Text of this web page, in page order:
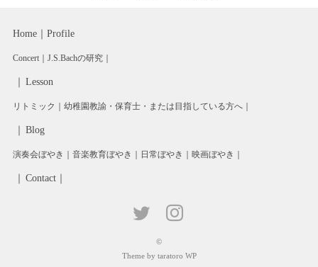
Home Profile
Concert J.S.Bachの研究
Lesson
リトミック 幼稚園教諭・保育士・または目指している方へ
Blog
演奏会ぼやき 音楽教育ぼやき 日常ぼやき 映画ぼやき
Contact
©
Theme by taratoro WP